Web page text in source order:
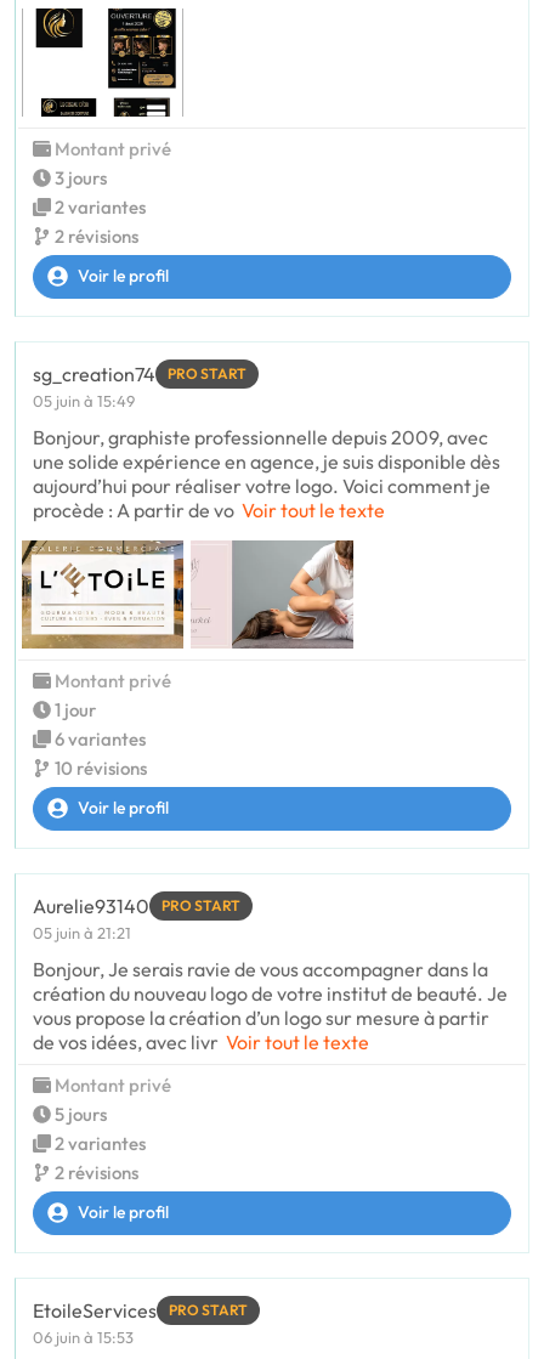
Montant privé
3 jours
2 variantes
2 révisions
Voir le profil
sg_creation74 PRO START
05 juin à 15:49
Bonjour, graphiste professionnelle depuis 2009, avec
une solide expérience en agence, je suis disponible dès
aujourd’hui pour réaliser votre logo. Voici comment je
procède : A partir de vo Voir tout le texte
Montant privé
1 jour
6 variantes
10 révisions
Voir le profil
Aurelie93140 PRO START
05 juin à 21:21
Bonjour, Je serais ravie de vous accompagner dans la
création du nouveau logo de votre institut de beauté. Je
vous propose la création d’un logo sur mesure à partir
de vos idées, avec livr Voir tout le texte
Montant privé
5 jours
2 variantes
2 révisions
Voir le profil
EtoileServices PRO START
06 juin à 15:53